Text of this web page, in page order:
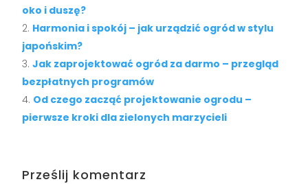
oko i duszę?
Harmonia i spokój – jak urządzić ogród w stylu
japońskim?
Jak zaprojektować ogród za darmo – przegląd
bezpłatnych programów
Od czego zacząć projektowanie ogrodu –
pierwsze kroki dla zielonych marzycieli
Prześlij komentarz